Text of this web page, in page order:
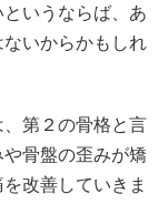
第２の骨格と言
骨盤の歪みが矯
をしていくこと